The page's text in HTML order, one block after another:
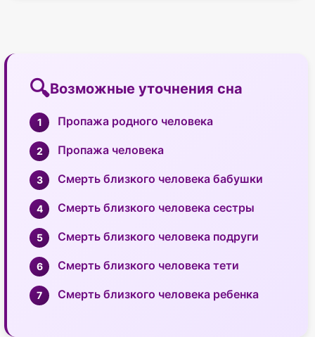
Возможные уточнения сна
Пропажа родного человека
Пропажа человека
Смерть близкого человека бабушки
Смерть близкого человека сестры
Смерть близкого человека подруги
Смерть близкого человека тети
Смерть близкого человека ребенка